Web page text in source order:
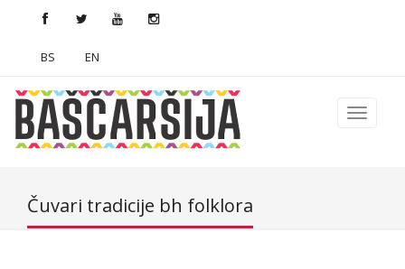
BS EN
Čuvari tradicije bh folklora